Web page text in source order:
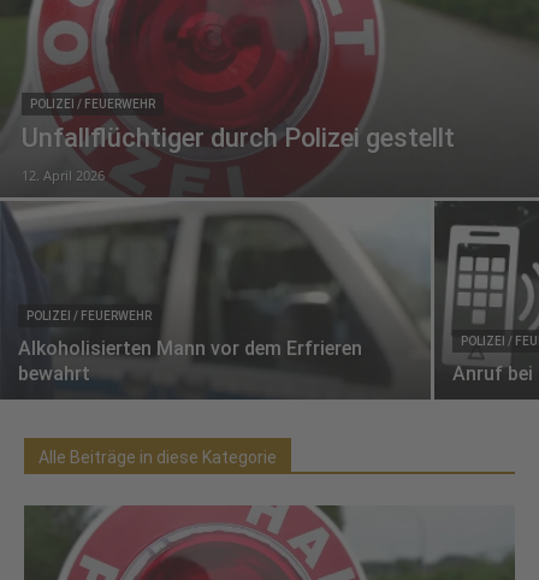
POLIZEI / FEUERWEHR
Unfallflüchtiger durch Polizei gestellt
12. April 2026
POLIZEI / FEUERWEHR
Alkoholisierten Mann vor dem Erfrieren
bewahrt
POLIZEI /
Anruf bei
Alle Beiträge in diese Kategorie